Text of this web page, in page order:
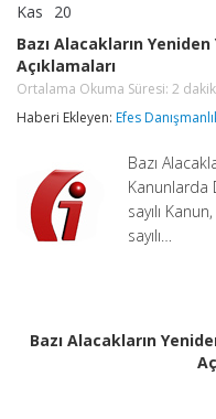
Kas 20
Yeniden
Yapılandırılması
Hakkında
Açıklamaları
Okuma
Süresi:
dakika
Bazı Alacakların Yeniden
Açıklamaları
Ortalama Okuma Süresi: 2
Haberi Ekleyen: Efes
Bazı
Kanunlarda
sayılı
sayılı…
Bazı Alacakların